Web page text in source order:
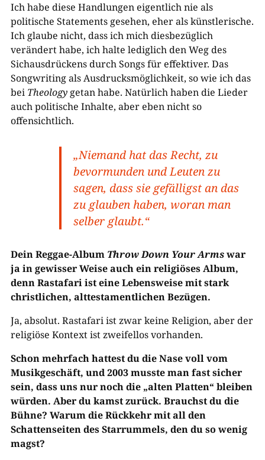
Ich habe diese Handlungen eigentlich nie als
politische Statements gesehen, eher als künstlerische.
Ich glaube nicht, dass ich mich diesbezüglich
verändert habe, ich halte lediglich den Weg des
Sichausdrückens durch Songs für effektiver. Das
Songwriting als Ausdrucksmöglichkeit, so wie ich das
bei Theologygetan habe. Natürlich haben die Lieder
auch politische Inhalte, aber eben nicht so
offensichtlich.
„Niemand hat das Recht, zu
bevormunden und Leuten zu
sagen, dass sie gefälligst an das
zu glauben haben, woran man
selber glaubt.“
Dein Reggae-AlbumThrow Down Your Armswar
ja in gewisser Weise auch ein religiöses Album,
denn Rastafari ist eine Lebensweise mit stark
christlichen, alttestamentlichen Bezügen.
Ja, absolut. Rastafari ist zwar keine Religion, aber der
religiöse Kontext ist zweifellos vorhanden.
Schon mehrfach hattest du die Nase voll vom
Musikgeschäft, und 2003 musste man fast sicher
sein, dass uns nur noch die „alten Platten“ bleiben
würden. Aber du kamst zurück. Brauchst du die
Bühne? Warum die Rückkehr mit all den
Schattenseiten des Starrummels, den du so wenig
magst?